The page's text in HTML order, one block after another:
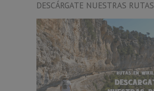
DESCÁRGATE NUESTRAS RUTAS